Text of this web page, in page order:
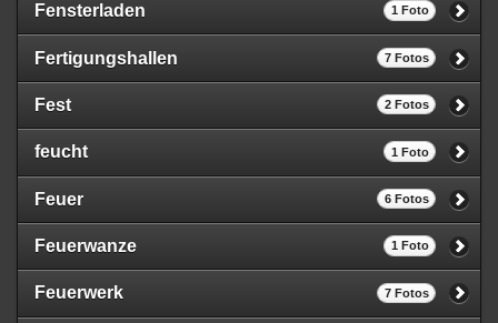
Fensterladen 1 Foto
Fertigungshallen 7 Fotos
Fest 2 Fotos
feucht 1 Foto
Feuer 6 Fotos
Feuerwanze 1 Foto
Feuerwerk 7 Fotos